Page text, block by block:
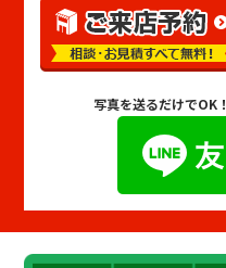
写真を送るだけでOK！